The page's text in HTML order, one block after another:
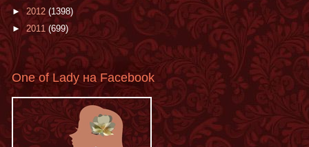
► 2012 (1398)
► 2011 (699)
One of Lady на Facebook